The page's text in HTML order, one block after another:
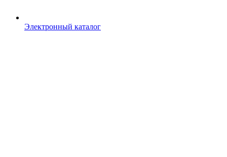
Электронный каталог